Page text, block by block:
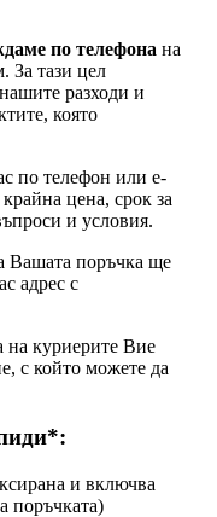
по телефона на
За тази цел
разходи и
която
по телефон или e-
цена, срок за
и условия.
Вашата поръчка ще
адрес с
на куриерите Вие
с който можете да
и включва
поръчката)